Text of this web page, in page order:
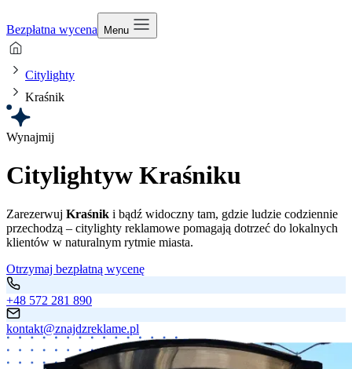
Bezpłatna wycena Menu
Citylighty
Kraśnik
Wynajmij
Citylightyw Kraśniku
Zarezerwuj Kraśnik i bądź widoczny tam, gdzie ludzie codziennie
przechodzą – citylighty reklamowe pomagają dotrzeć do lokalnych
klientów w naturalnym rytmie miasta.
Otrzymaj bezpłatną wycenę
+48 572 281 890
kontakt@znajdzreklame.pl